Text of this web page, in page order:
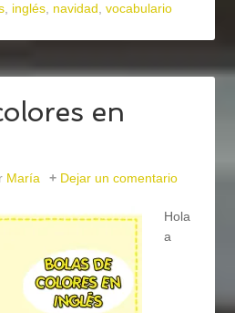
, inglés, navidad,vocabulario
en
María Dejar un comentario
Hola
a